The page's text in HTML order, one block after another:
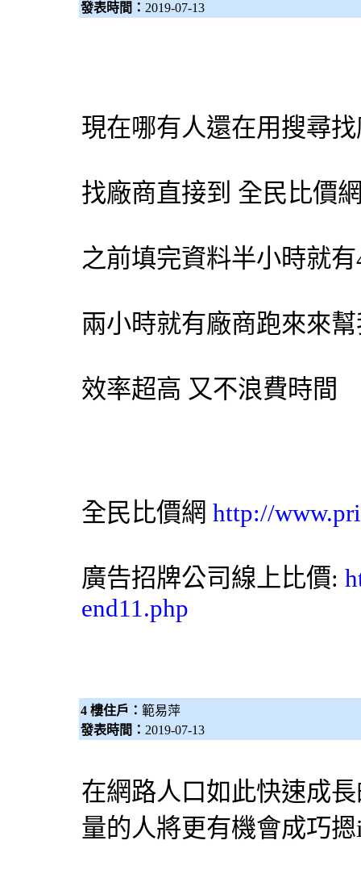
發表時間： 2019-07-13
現在哪有人還在用搜尋
找廠商直接到 全民比價
之前填完資料半小時就
兩小時就有廠商跑來來
效率超高 又不浪費時間
全民比價網 http://
廣告招牌公司線上比價:
end11.php
4 樓住戶： 範易萍
發表時間： 2019-07-13
在網路人口如此快速成
量的人將更有機會成巧